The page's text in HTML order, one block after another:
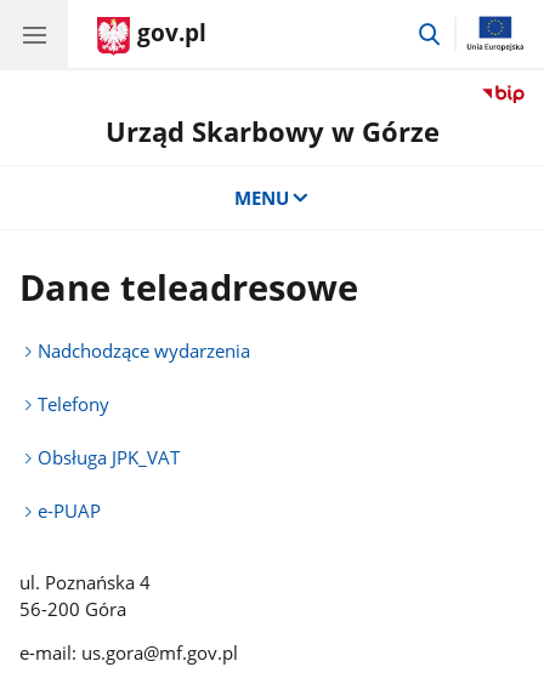
gov.pl
przejdź
Urząd Skarbowy w Górze
MENU
Dane teleadresowe
Nadchodzące wydarzenia
Telefony
Obsługa JPK_VAT
e-PUAP
ul. Poznańska 4
56-200 Góra
e-mail: us.gora@mf.gov.pl